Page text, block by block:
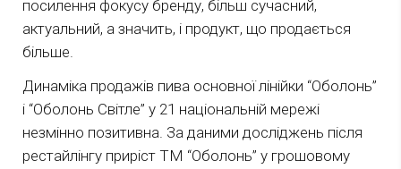
посилення фокусу бренду, більш сучасний,
актуальний, а значить, і продукт, що продається
більше.
Динаміка продажів пива основної лінійки “Оболонь”
і “Оболонь Світле” у 21 національній мережі
незмінно позитивна. За даними досліджень після
рестайлінгу приріст ТМ “Оболонь” у грошовому